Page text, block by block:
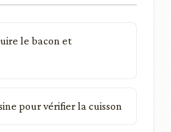
le bacon et
pour vérifier la cuisson